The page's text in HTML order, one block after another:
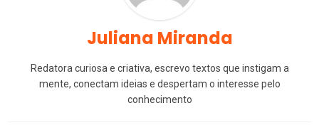
Juliana Miranda
Redatora curiosa e criativa, escrevo textos que instigam a
mente, conectam ideias e despertam o interesse pelo
conhecimento